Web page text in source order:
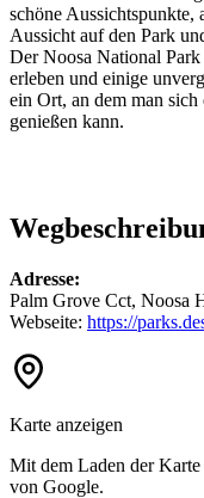
schöne Aussichtspunkte,
Aussicht auf den Park
Der Noosa National
erleben und einige
ein Ort, an dem man
genießen kann.
Adresse:
Palm Grove Cct, Noosa
Webseite: https://
Karte anzeigen
Mit dem Laden der
von Google.